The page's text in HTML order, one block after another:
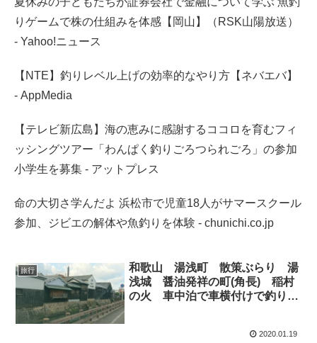
りゲームで株の仕組みを体感【岡山】（RSK山陽放送）
- Yahoo!ニュース
【NTE】釣りレベル上げの効率的なやり方【ネバエバ】
- AppMedia
【テレビ新広島】海の恵みに感謝するココロを育むフィ
ッシングツアー「わんぱく釣りごろつられごろ」の参加
小学生を募集 - アットプレス
命の大切さ学んだよ 浜松市で児童18人がサマースクール
参加、ジビエの解体や魚釣りを体験 - chunichi.co.jp
旅行
和歌山 湯浅町 散策ぶらり 湯
浅城 醤油発祥の町(角長) 稲村
の火 車中泊で車横付けで釣りが
2020.01.19